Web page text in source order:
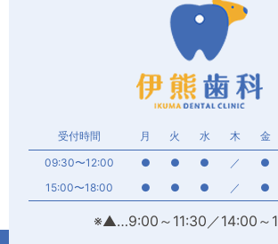
受付時間 月 火 水 木 金
09:30〜12:00
● ● ● ／ ●
15:00〜18:00
● ● ● ／ ●
※▲…9:00～11:30／14:00～